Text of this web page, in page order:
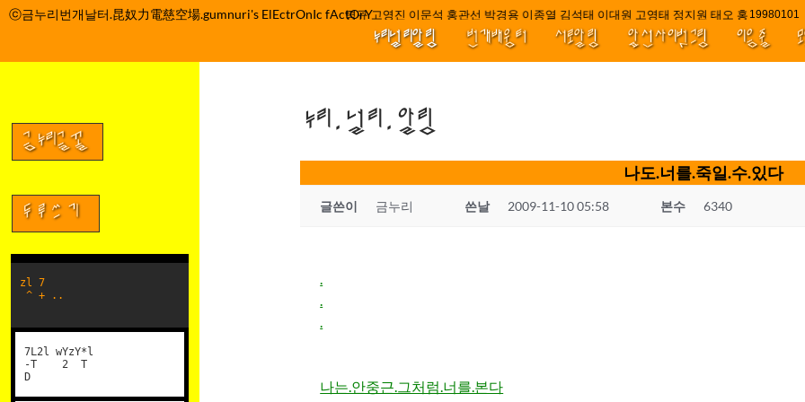
컨
기
ⓒ금누리번개날터.昆奴力電慈空場.gumnuri's ElEctrOnIc fActOrY박정관 조명규 고영진 이문석 홍관선 박경용 이종열 김석태 이대원 고영태 정지원 태오 홍 최윤호
19980101
////
누리널리알림 번개배움터 서로알림 앞선사이벗그림 이음줄
누리.널리.알림
나도.너를.죽일.수.있다
글쓴이 금누리 쓴날 2009-11-10 05:58 본수 6340
.
.
.
나는.안중근.그처럼.너를.본다
금누리글꼴
두루쓰기
zl 7
^ + ..
7L2l wYzY*l
-T 2 T
D